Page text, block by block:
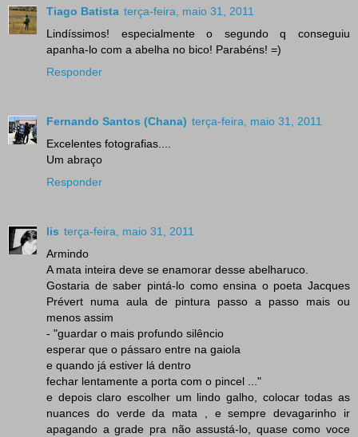
Tiago Batista terça-feira, maio 31, 2011
Lindíssimos! especialmente o segundo q conseguiu
apanha-lo com a abelha no bico! Parabéns! =)
Responder
Fernando Santos (Chana) terça-feira, maio 31, 2011
Excelentes fotografias....
Um abraço
Responder
lis terça-feira, maio 31, 2011
Armindo
A mata inteira deve se enamorar desse abelharuco.
Gostaria de saber pintá-lo como ensina o poeta Jacques
Prévert numa aula de pintura passo a passo mais ou
menos assim
- "guardar o mais profundo silêncio
esperar que o pássaro entre na gaiola
e quando já estiver lá dentro
fechar lentamente a porta com o pincel ..."
e depois claro escolher um lindo galho, colocar todas as
nuances do verde da mata , e sempre devagarinho ir
apagando a grade pra não assustá-lo, quase como voce